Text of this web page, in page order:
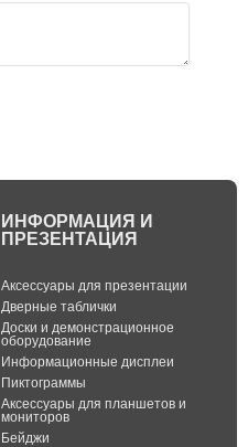
ИНФОРМАЦИЯ И
ПРЕЗЕНТАЦИЯ
Аксессуары для презентации
Дверные таблички
Доски и демонстрационное
оборудование
Информационные дисплеи
Пиктограммы
Аксессуары для планшетов и
мониторов
Бейджи